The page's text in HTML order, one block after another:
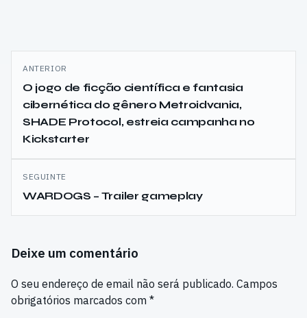
Navegação
de
artigos
ANTERIOR
O jogo de ficção científica e fantasia
cibernética do gênero Metroidvania,
SHADE Protocol, estreia campanha no
Kickstarter
SEGUINTE
WARDOGS – Trailer gameplay
Deixe um comentário
O seu endereço de email não será publicado. Campos
obrigatórios marcados com *